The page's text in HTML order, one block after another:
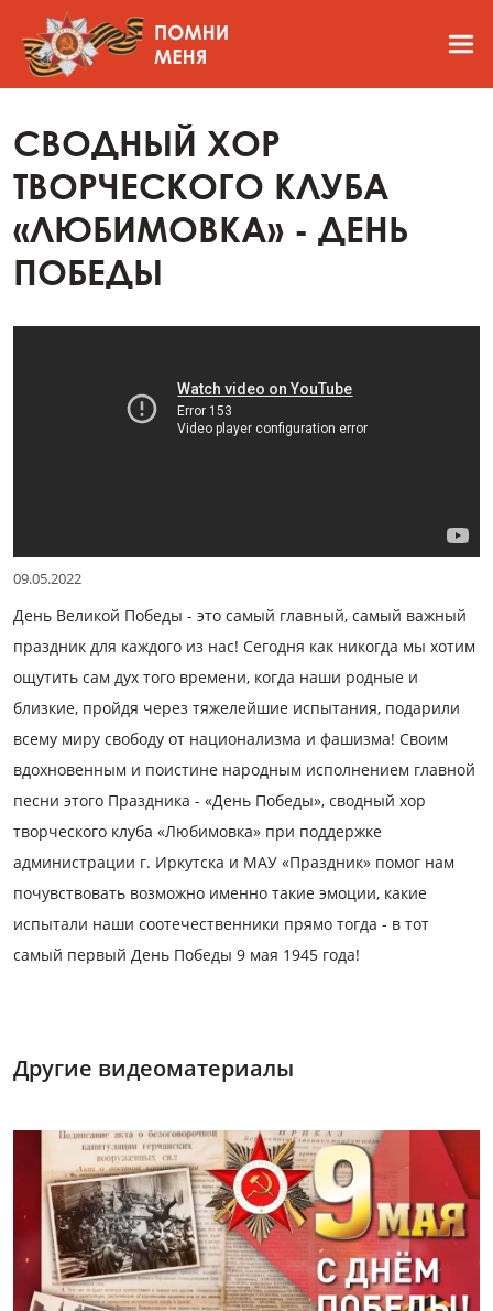
CВОДНЫЙ ХОР
ТВОРЧЕСКОГО КЛУБА
«ЛЮБИМОВКА» - ДЕНЬ
ПОБЕДЫ
09.05.2022
День Великой Победы - это самый главный, самый важный
праздник для каждого из нас! Сегодня как никогда мы хотим
ощутить сам дух того времени, когда наши родные и
близкие, пройдя через тяжелейшие испытания, подарили
всему миру свободу от национализма и фашизма! Своим
вдохновенным и поистине народным исполнением главной
песни этого Праздника - «День Победы», сводный хор
творческого клуба «Любимовка» при поддержке
администрации г. Иркутска и МАУ «Праздник» помог нам
почувствовать возможно именно такие эмоции, какие
испытали наши соотечественники прямо тогда - в тот
самый первый День Победы 9 мая 1945 года!
Другие видеоматериалы